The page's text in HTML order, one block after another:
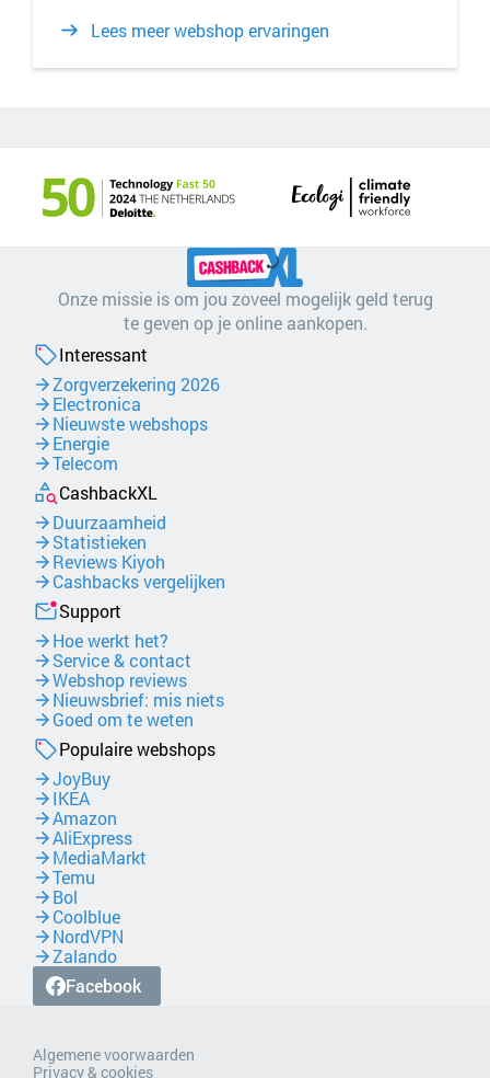
Lees meer webshop ervaringen
Onze missie is om jou zoveel mogelijk geld terug
te geven op je online aankopen.
Interessant
Zorgverzekering 2026
Electronica
Nieuwste webshops
Energie
Telecom
CashbackXL
Duurzaamheid
Statistieken
Reviews Kiyoh
Cashbacks vergelijken
Support
Hoe werkt het?
Service & contact
Webshop reviews
Nieuwsbrief: mis niets
Goed om te weten
Populaire webshops
JoyBuy
IKEA
Amazon
AliExpress
MediaMarkt
Temu
Bol
Coolblue
NordVPN
Zalando
Facebook
Algemene voorwaarden
Privacy & cookies